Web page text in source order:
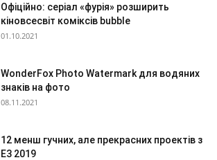
Офіційно: серіал «фурія» розширить
кіновсесвіт коміксів bubble
01.10.2021
WonderFox Photo Watermark для водяних
знаків на фото
08.11.2021
12 менш гучних, але прекрасних проектів з
Е3 2019